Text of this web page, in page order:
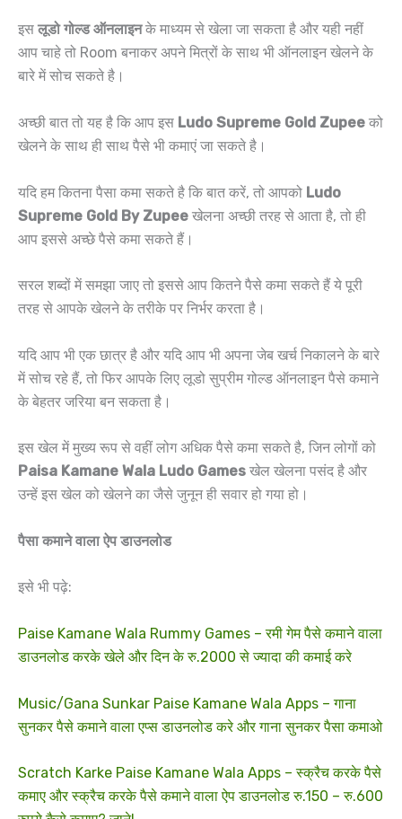
इस लूडो गोल्ड ऑनलाइनके माध्यम से खेला जा सकता है और यही नहीं
आप चाहे तो Room बनाकर अपने मित्रों के साथ भी ऑनलाइन खेलने के
बारे में सोच सकते है।
अच्छी बात तो यह है कि आप इस Ludo Supreme Gold Zupee को
खेलने के साथ ही साथ पैसे भी कमाएं जा सकते है।
यदि हम कितना पैसा कमा सकते है कि बात करें, तो आपको Ludo
Supreme Gold By Zupee खेलना अच्छी तरह से आता है, तो ही
आप इससे अच्छे पैसे कमा सकते हैं।
सरल शब्दों में समझा जाए तो इससे आप कितने पैसे कमा सकते हैं ये पूरी
तरह से आपके खेलने के तरीके पर निर्भर करता है।
यदि आप भी एक छात्र है और यदि आप भी अपना जेब खर्च निकालने के बारे
में सोच रहे हैं, तो फिर आपके लिए लूडो सुप्रीम गोल्ड ऑनलाइन पैसे कमाने
के बेहतर जरिया बन सकता है।
इस खेल में मुख्य रूप से वहीं लोग अधिक पैसे कमा सकते है, जिन लोगों को
Paisa Kamane Wala Ludo Games खेल खेलना पसंद है और
उन्हें इस खेल को खेलने का जैसे जुनून ही सवार हो गया हो।
पैसा कमाने वाला ऐप डाउनलोड
इसे भी पढ़े:
Paise Kamane Wala Rummy Games – रमी गेम पैसे कमाने वाला
डाउनलोड करके खेले और दिन के रु.2000 से ज्यादा की कमाई करे
Music/Gana Sunkar Paise Kamane Wala Apps – गाना
सुनकर पैसे कमाने वाला एप्स डाउनलोड करे और गाना सुनकर पैसा कमाओ
Scratch Karke Paise Kamane Wala Apps – स्क्रैच करके पैसे
कमाए और स्क्रैच करके पैसे कमाने वाला ऐप डाउनलोड रु.150 – रु.600